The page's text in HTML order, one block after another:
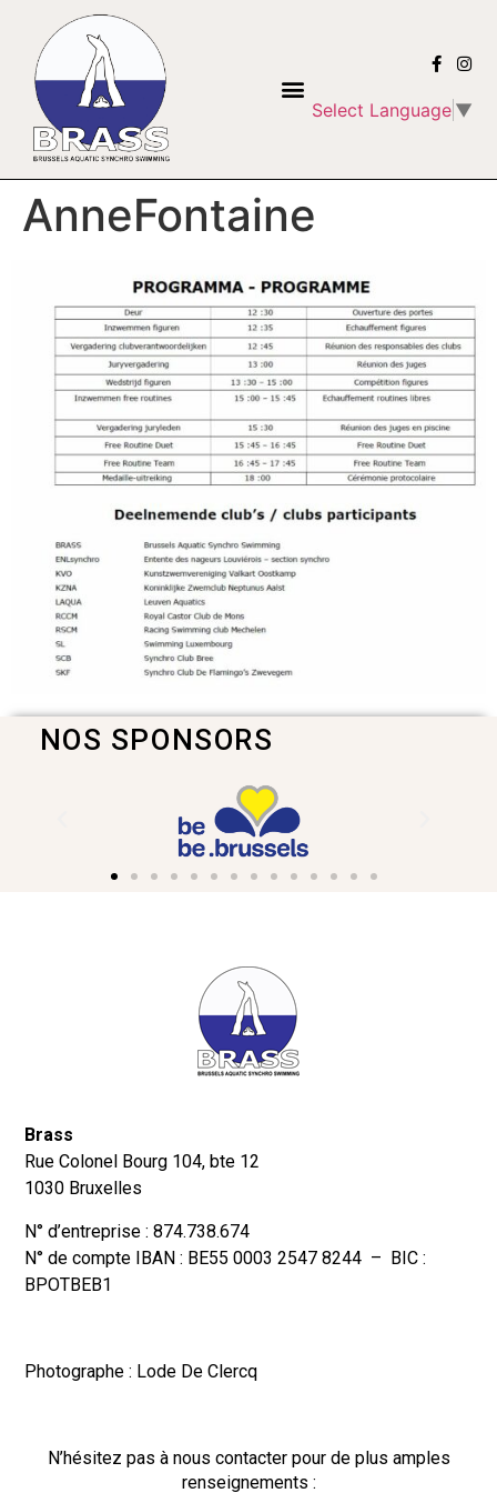
Select Language ▼
AnneFontaine
NOS SPONSORS
Brass
Rue Colonel Bourg 104, bte 12
1030 Bruxelles
N° d’entreprise : 874.738.674
N° de compte IBAN : BE55 0003 2547 8244 – BIC :
BPOTBEB1
Photographe : Lode De Clercq
N’hésitez pas à nous contacter pour de plus amples
renseignements :